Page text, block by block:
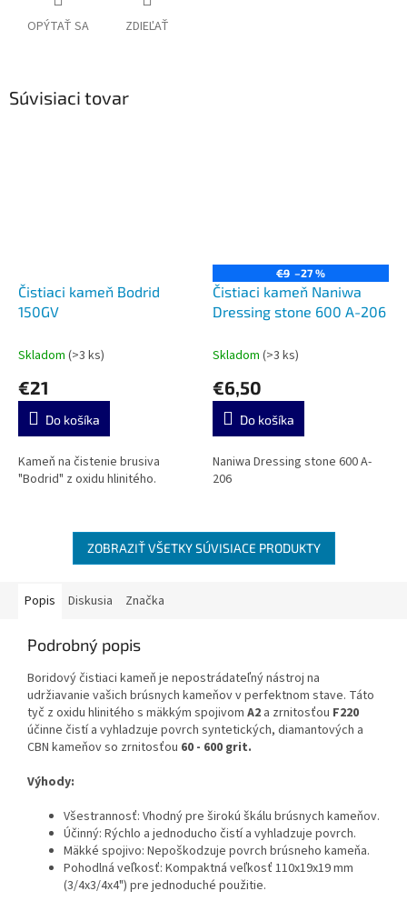
OPÝTAŤ SA ZDIEĽAŤ
Súvisiaci tovar
Čistiaci kameň Bodrid
150GV
Skladom (>3 ks)
€21
Do košíka
Kameň na čistenie brusiva
"Bodrid" z oxidu hlinitého.
€9 –27 %
Čistiaci kameň Naniwa
Dressing stone 600 A-206
Skladom (>3 ks)
€6,50
Do košíka
Naniwa Dressing stone 600 A-
206
ZOBRAZIŤ VŠETKY SÚVISIACE PRODUKTY
Popis Diskusia Značka
Podrobný popis
Boridový čistiaci kameň je nepostrádateľný nástroj na
udržiavanie vašich brúsnych kameňov v perfektnom stave. Táto
tyč z oxidu hlinitého s mäkkým spojivom A2 a zrnitosťou F220
účinne čistí a vyhladzuje povrch syntetických, diamantových a
CBN kameňov so zrnitosťou 60 - 600 grit.
Výhody:
Všestrannosť: Vhodný pre širokú škálu brúsnych kameňov.
Účinný: Rýchlo a jednoducho čistí a vyhladzuje povrch.
Mäkké spojivo: Nepoškodzuje povrch brúsneho kameňa.
Pohodlná veľkosť: Kompaktná veľkosť 110x19x19 mm
(3/4x3/4x4") pre jednoduché použitie.